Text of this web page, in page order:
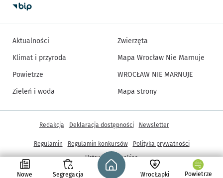
Nowe Segregacja
Strona główna - wroclaw.pl
WrocŁapki Powietrze
Aktualności
Klimat i przyroda
Powietrze
Zieleń i woda
Zwierzęta
Mapa Wrocław Nie Marnuje
WROCŁAW NIE MARNUJE
Mapa strony
© Copyright 2005-2026, ARAW S.A., Gmina Wrocław
Inne informacje
Redakcja Deklaracja dostępności Newsletter
Regulamin Regulamin konkursów
Polityka prywatności
Ustawienia cookies